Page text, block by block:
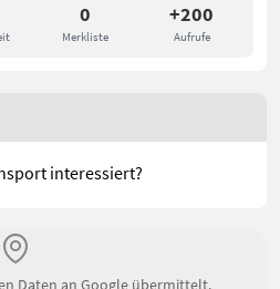
0
Merkliste
+200
Aufrufe
interessiert?
Daten an Google übermittelt.